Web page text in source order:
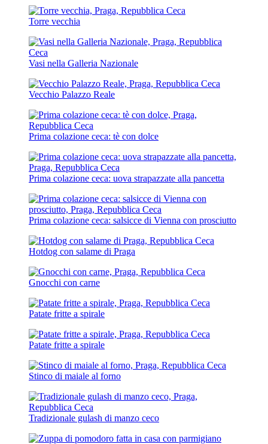
Torre vecchia
Vasi nella Galleria Nazionale
Vecchio Palazzo Reale
Prima colazione ceca: tè con dolce
Prima colazione ceca: uova strapazzate alla pancetta
Prima colazione ceca: salsicce di Vienna con prosciutto
Hotdog con salame di Praga
Gnocchi con carne
Patate fritte a spirale
Patate fritte a spirale
Stinco di maiale al forno
Tradizionale gulash di manzo ceco